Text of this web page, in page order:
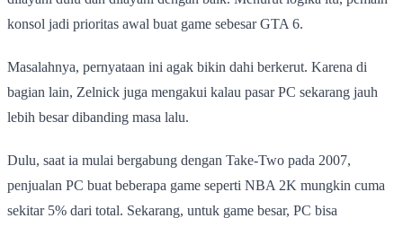
konsol jadi prioritas awal buat game sebesar GTA 6.
Masalahnya, pernyataan ini agak bikin dahi berkerut. Karena di
bagian lain, Zelnick juga mengakui kalau pasar PC sekarang jauh
lebih besar dibanding masa lalu.
Dulu, saat ia mulai bergabung dengan Take-Two pada 2007,
penjualan PC buat beberapa game seperti NBA 2K mungkin cuma
sekitar 5% dari total. Sekarang, untuk game besar, PC bisa